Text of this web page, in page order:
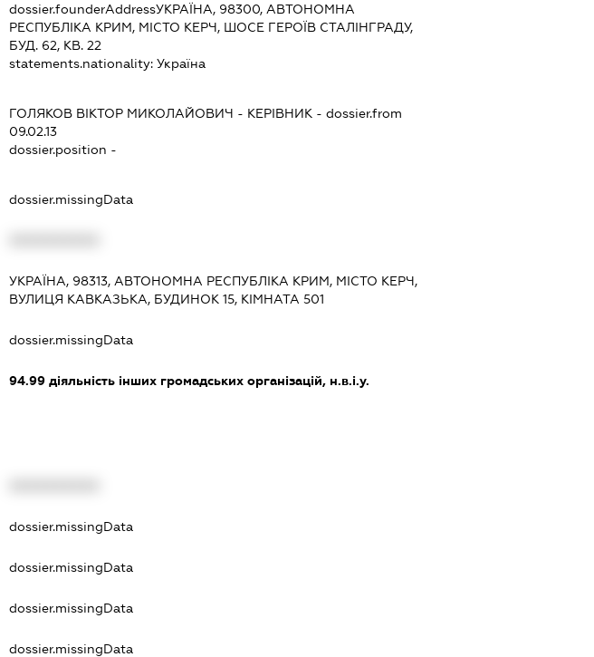
dossier.founderAddressУКРАЇНА, 98300, АВТОНОМНА
РЕСПУБЛІКА КРИМ, МІСТО КЕРЧ, ШОСЕ ГЕРОЇВ СТАЛІНГРАДУ,
БУД. 62, КВ. 22
statements.nationality: Україна
ГОЛЯКОВ ВІКТОР МИКОЛАЙОВИЧ - КЕРІВНИК- dossier.from
09.02.13
dossier.position -
dossier.missingData
УКРАЇНА, 98313, АВТОНОМНА РЕСПУБЛІКА КРИМ, МІСТО КЕРЧ,
ВУЛИЦЯ КАВКАЗЬКА, БУДИНОК 15, КІМНАТА 501
dossier.missingData
94.99діяльність інших громадських організацій, н.в.і.у.
dossier.missingData
dossier.missingData
dossier.missingData
dossier.missingData